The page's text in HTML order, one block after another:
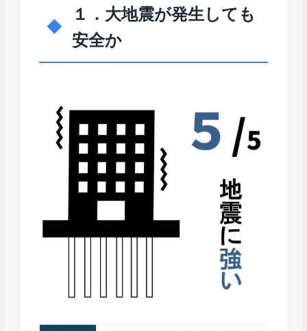
１．大地震が発生しても
安全か